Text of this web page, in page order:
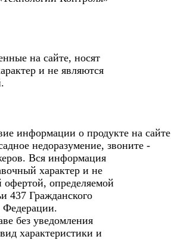
на сайте, носят
и не являются
информации о продукте на сайте
недоразумение, звоните -
Вся информация
характер и не
офертой, определяемой
437 Гражданского
Федерации.
без уведомления
характеристики и